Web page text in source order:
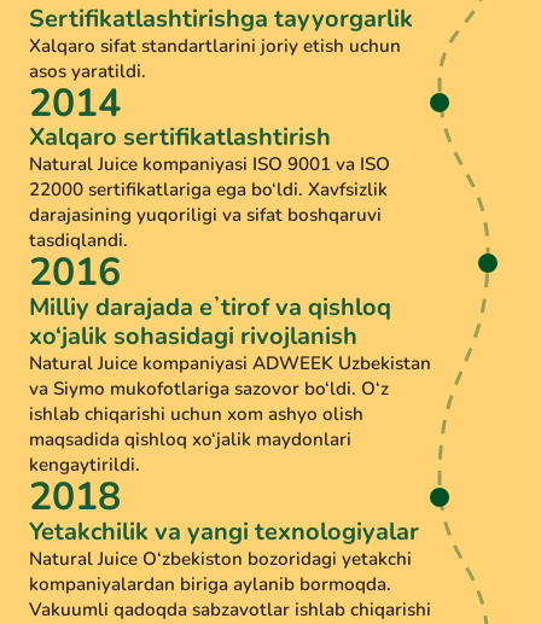
Sertifikatlashtirishga tayyorgarlik
Xalqaro sifat standartlarini joriy etish uchun
asos yaratildi.
2014
Xalqaro sertifikatlashtirish
Natural Juice kompaniyasi ISO 9001 va ISO
22000 sertifikatlariga ega bo‘ldi. Xavfsizlik
darajasining yuqoriligi va sifat boshqaruvi
tasdiqlandi.
2016
Milliy darajada eʼtirof va qishloq
xo‘jalik sohasidagi rivojlanish
Natural Juice kompaniyasi ADWEEK Uzbekistan
va Siymo mukofotlariga sazovor bo‘ldi. O‘z
ishlab chiqarishi uchun xom ashyo olish
maqsadida qishloq xo‘jalik maydonlari
kengaytirildi.
2018
Yetakchilik va yangi texnologiyalar
Natural Juice O‘zbekiston bozoridagi yetakchi
kompaniyalardan biriga aylanib bormoqda.
Vakuumli qadoqda sabzavotlar ishlab chiqarishi